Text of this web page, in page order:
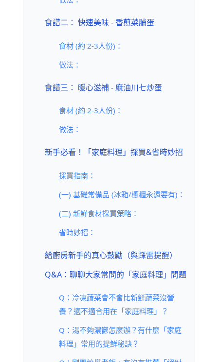
食譜二： 快速美味 - 香煎菜脯蛋
食材 (約 2-3人份)：
做法：
食譜三： 暖心滋補 - 麻油川七炒蛋
食材 (約 2-3人份)：
做法：
新手必看！「家庭料理」採買&省時妙招
採買指南：
(一) 基礎常備品 (冰箱/櫥櫃永遠要有)：
(二) 新鮮食材採買策略：
省時妙招：
給廚房新手的真心鼓勵（與踩雷提醒）
Q&A：聊聊大家常問的「家庭料理」問題
Q：冷凍蔬菜會不會比新鮮蔬菜沒營
養？適不適合用在「家庭料理」？
Q：湯不夠濃鬱怎麼辦？有什麼「家庭
料理」常用的提鮮秘訣？